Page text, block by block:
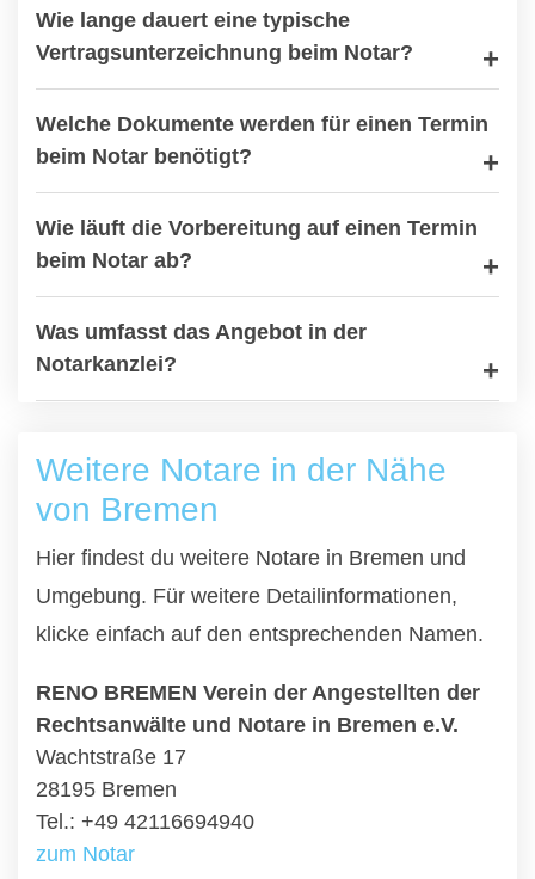
Wie lange dauert eine typische
Vertragsunterzeichnung beim Notar?
Welche Dokumente werden für einen Termin
beim Notar benötigt?
Wie läuft die Vorbereitung auf einen Termin
beim Notar ab?
Was umfasst das Angebot in der
Notarkanzlei?
Weitere Notare in der Nähe
von Bremen
Hier findest du weitere Notare in Bremen und
Umgebung. Für weitere Detailinformationen,
klicke einfach auf den entsprechenden Namen.
RENO BREMEN Verein der Angestellten der
Rechtsanwälte und Notare in Bremen e.V.
Wachtstraße 17
28195 Bremen
Tel.: +49 42116694940
zum Notar